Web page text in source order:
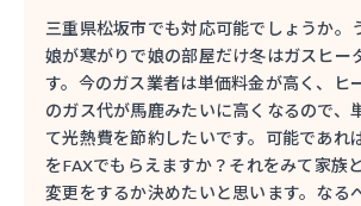
三重県松坂市でも対応可能でしょうか。
娘が寒がりで娘の部屋だけ冬はガスヒー
す。今のガス業者は単価料金が高く、ヒ
のガス代が馬鹿みたいに高くなるので、
て光熱費を節約したいです。可能であれ
をFAXでもらえますか？それをみて家族
変更をするか決めたいと思います。なる